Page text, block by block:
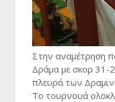
Στην αναμέτρηση
Δράμα με σκορ 31-
πλευρά των
Το τουρνουά